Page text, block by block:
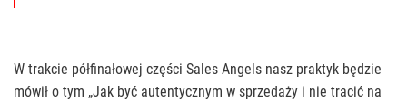
W trakcie półfinałowej części Sales Angels nasz praktyk będzie
mówił o tym „Jak być autentycznym w sprzedaży i nie tracić na